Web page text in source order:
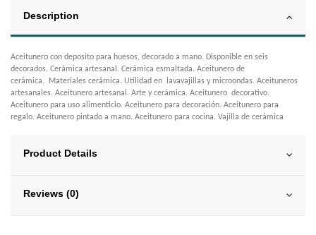
Description
Aceitunero con deposito para huesos, decorado a mano. Disponible en seis
decorados. Cerámica artesanal. Cerámica esmaltada. Aceitunero de
cerámica. Materiales cerámica. Utilidad en lavavajillas y microondas. Aceituneros
artesanales. Aceitunero artesanal. Arte y cerámica. Aceitunero decorativo.
Aceitunero para uso alimenticio. Aceitunero para decoración. Aceitunero para
regalo. Aceitunero pintado a mano. Aceitunero para cocina. Vajilla de cerámica
Product Details
Reviews (0)